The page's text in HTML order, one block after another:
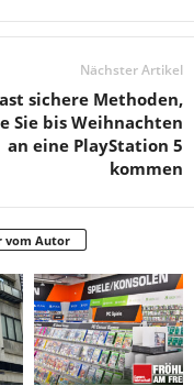
Nächster Artikel
sichere Methoden,
Sie bis Weihnachten
an eine PlayStation 5
kommen
vom Autor